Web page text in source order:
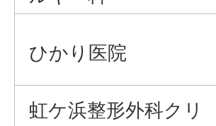
ひかり医院
虹ケ浜整形外科クリ